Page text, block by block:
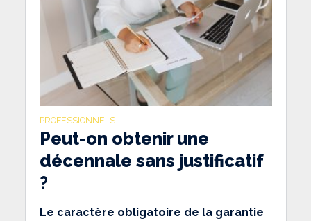
PROFESSIONNELS
Peut-on obtenir une
décennale sans justificatif
?
Le caractère obligatoire de la garantie